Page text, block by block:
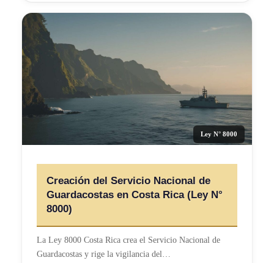
Ley N° 8000
Creación del Servicio Nacional de
Guardacostas en Costa Rica (Ley N°
8000)
La Ley 8000 Costa Rica crea el Servicio Nacional de
Guardacostas y rige la vigilancia del…